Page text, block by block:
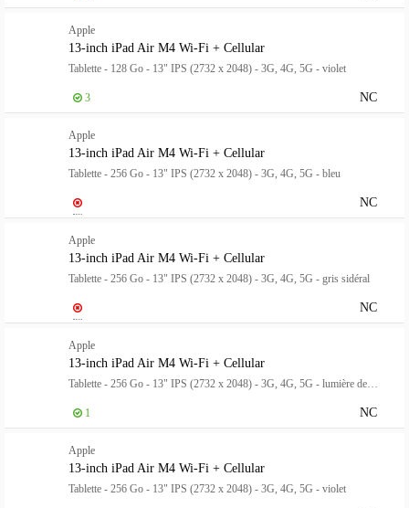
Apple
13-inch iPad Air M4 Wi-Fi + Cellular
Tablette - 128 Go - 13" IPS (2732 x 2048) - 3G, 4G, 5G - violet
NC
3
Apple
13-inch iPad Air M4 Wi-Fi + Cellular
Tablette - 256 Go - 13" IPS (2732 x 2048) - 3G, 4G, 5G - bleu
NC
Apple
13-inch iPad Air M4 Wi-Fi + Cellular
Tablette - 256 Go - 13" IPS (2732 x 2048) - 3G, 4G, 5G - gris sidéral
NC
Apple
13-inch iPad Air M4 Wi-Fi + Cellular
NC
1
Apple
13-inch iPad Air M4 Wi-Fi + Cellular
Tablette - 256 Go - 13" IPS (2732 x 2048) - 3G, 4G, 5G - violet